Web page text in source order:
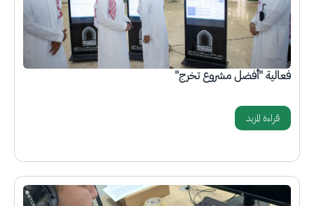
فعالية "أفضل مشروع تخرج"
قراءة المزيد
الصورة